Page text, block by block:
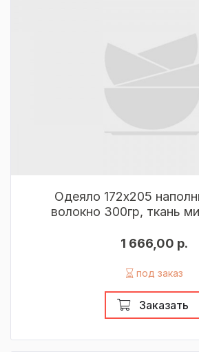
Одеяло 172х205
волокно 300гр, ткань
1 666,00 р.
под заказ
Заказать